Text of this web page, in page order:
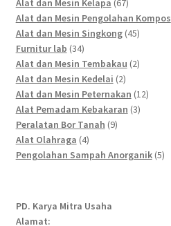
Alat dan Mesin Kelapa 67
products
Alat dan Mesin Pengolahan Kompos
Alat dan Mesin Singkong 4545
Furnitur lab 3434
products
Alat dan Mesin Tembakau 22
Alat dan Mesin Kedelai 22
products
Alat dan Mesin Peternakan 1212
Alat Pemadam Kebakaran 33
Peralatan Bor Tanah 99
Alat Olahraga 44
products
Pengolahan Sampah Anorganik 55
PD. Karya Mitra Usaha
Alamat: